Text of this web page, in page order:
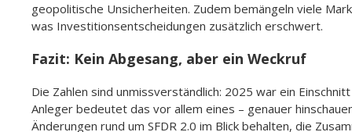
geopolitische Unsicherheiten. Zudem bemängeln viele
was Investitionsentscheidungen zusätzlich erschwert.
Fazit: Kein Abgesang, aber ein Weckruf
Die Zahlen sind unmissverständlich: 2025 war ein
Anleger bedeutet das vor allem eines – genauer
Änderungen rund um SFDR 2.0 im Blick behalten, die